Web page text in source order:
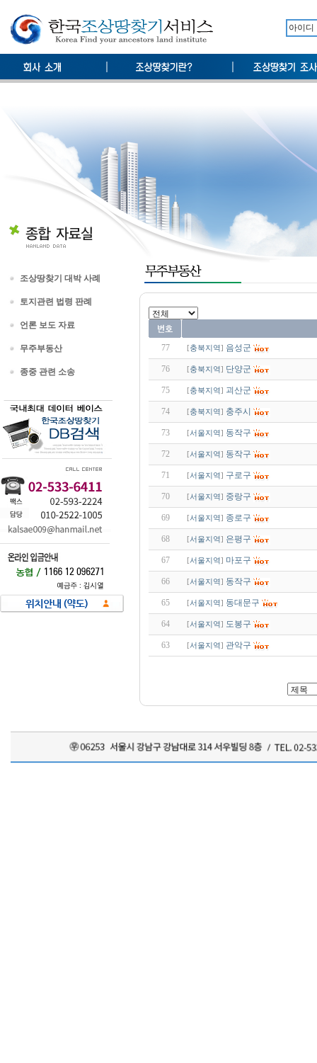
조상땅찾기 대박 사례
토지관련 법령 판례
언론 보도 자료
무주부동산
종중 관련 소송
77 [충북지역] 음성군
76 [충북지역] 단양군
75 [충북지역] 괴산군
74 [충북지역] 충주시
73 [서울지역] 동작구
72 [서울지역] 동작구
71 [서울지역] 구로구
70 [서울지역] 중랑구
69 [서울지역] 종로구
68 [서울지역] 은평구
67 [서울지역] 마포구
66 [서울지역] 동작구
65 [서울지역] 동대문구
64 [서울지역] 도봉구
63 [서울지역] 관악구